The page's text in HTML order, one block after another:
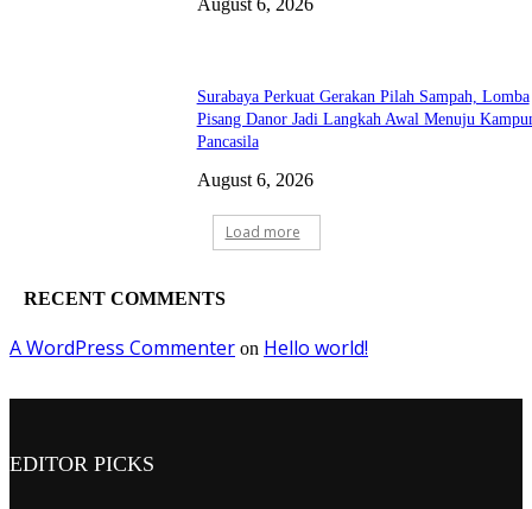
Surabaya Perkuat Gerakan Pilah Sampah, Lomba
Pisang Danor Jadi Langkah Awal Menuju
Pancasila
August 6, 2026
Load more
RECENT COMMENTS
A WordPress Commenter on Hello world!
EDITOR PICKS